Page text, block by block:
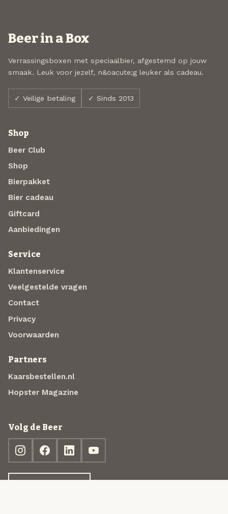
Beer in a Box
Verrassingsboxen met speciaalbier, afgestemd op jouw
smaak. Leuk voor jezelf, n&oacute;g leuker als cadeau.
✓ Veilige betaling ✓ Sinds 2013
Shop
Beer Club
Shop
Bierpakket
Bier cadeau
Giftcard
Aanbiedingen
Service
Klantenservice
Veelgestelde vragen
Contact
Privacy
Voorwaarden
Partners
Kaarsbestellen.nl
Hopster Magazine
Volg de Beer